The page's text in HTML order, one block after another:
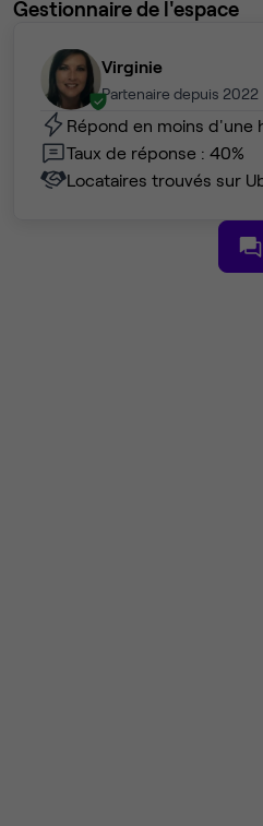
Gestionnaire de l'espace
Virginie
Partenaire depuis 2022
Répond en moins d'une
Taux de réponse : 40%
Locataires trouvés sur